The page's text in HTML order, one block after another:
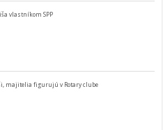
vlastníkom SPP
majitelia figurujú v Rotary clube